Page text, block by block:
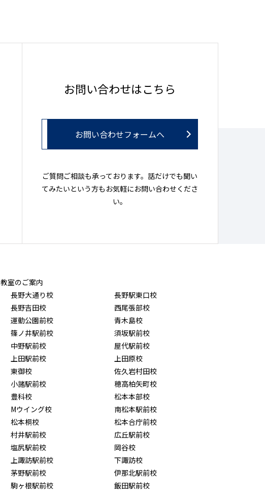
お問い合わせはこちら
お問い合わせフォームへ
ご質問ご相談も承っております。話だけでも聞い
てみたいという方もお気軽にお問い合わせくださ
い。
教室のご案内
長野大通り校
長野駅東口校
長野吉田校
西尾張部校
運動公園前校
青木島校
篠ノ井駅前校
須坂駅前校
中野駅前校
屋代駅前校
上田駅前校
上田原校
東御校
佐久岩村田校
小諸駅前校
穂高柏矢町校
豊科校
松本本部校
Mウイング校
南松本駅前校
松本桐校
松本合庁前校
村井駅前校
広丘駅前校
塩尻駅前校
岡谷校
上諏訪駅前校
下諏訪校
茅野駅前校
伊那北駅前校
駒ヶ根駅前校
飯田駅前校